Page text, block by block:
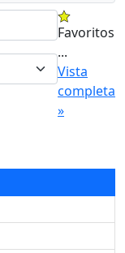
Favoritos
...
Vista
completa
»